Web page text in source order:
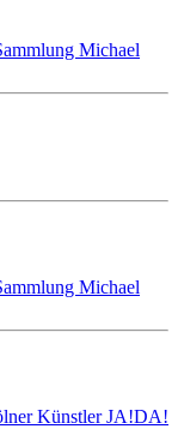
Michael
Michael
Künstler JA!DA!